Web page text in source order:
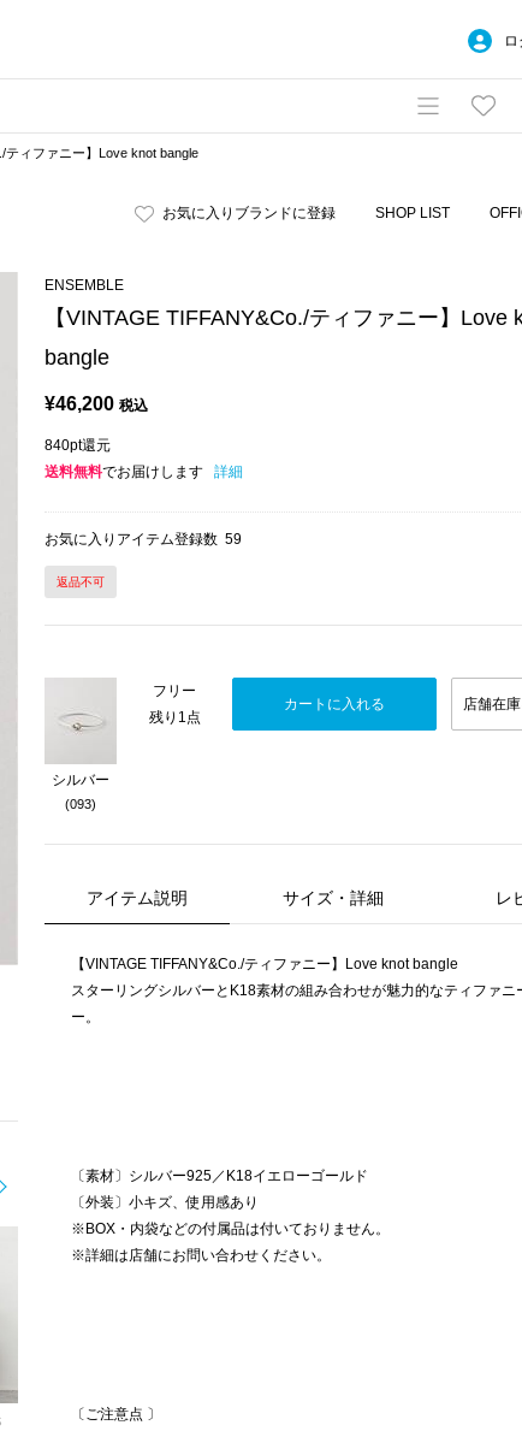
ティファニー】Love knot bangle
お気に入りブランドに登録 SHOP LIST
ENSEMBLE
【VINTAGE TIFFANY&Co./ティファニー】Love
bangle
¥46,200 税込
840pt還元
送料無料でお届けします 詳細
お気に入りアイテム登録数 59
返品不可
シルバー
(093)
フリー
残り1点
カートに入れる 店舗在
アイテム説明 サイズ・詳細 レ
【VINTAGE TIFFANY&Co./ティファニー】Love knot bangle
スターリングシルバーとK18素材の組み合わせが魅力的なティファニ
ー。
〔素材〕シルバー925／K18イエローゴールド
〔外装〕小キズ、使用感あり
※BOX・内袋などの付属品は付いておりません。
※詳細は店舗にお問い合わせください。
〔ご注意点 〕